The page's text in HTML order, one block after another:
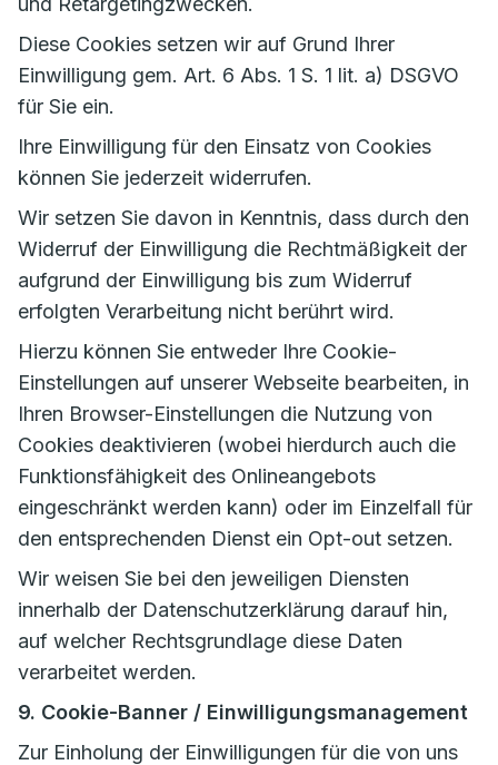
Diese Cookies setzen wir auf Grund Ihrer
Einwilligung gem. Art. 6 Abs. 1 S. 1 lit. a) DSGVO
für Sie ein.
Ihre Einwilligung für den Einsatz von Cookies
können Sie jederzeit widerrufen.
Wir setzen Sie davon in Kenntnis, dass durch den
Widerruf der Einwilligung die Rechtmäßigkeit der
aufgrund der Einwilligung bis zum Widerruf
erfolgten Verarbeitung nicht berührt wird.
Hierzu können Sie entweder Ihre Cookie-
Einstellungen auf unserer Webseite bearbeiten, in
Ihren Browser-Einstellungen die Nutzung von
Cookies deaktivieren (wobei hierdurch auch die
Funktionsfähigkeit des Onlineangebots
eingeschränkt werden kann) oder im Einzelfall für
den entsprechenden Dienst ein Opt-out setzen.
Wir weisen Sie bei den jeweiligen Diensten
innerhalb der Datenschutzerklärung darauf hin,
auf welcher Rechtsgrundlage diese Daten
verarbeitet werden.
9. Cookie-Banner / Einwilligungsmanagement
Zur Einholung der Einwilligungen für die von uns